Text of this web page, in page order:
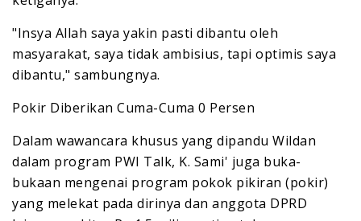
"Insya Allah saya yakin pasti dibantu oleh
masyarakat, saya tidak ambisius, tapi optimis saya
dibantu," sambungnya.
Pokir Diberikan Cuma-Cuma 0 Persen
Dalam wawancara khusus yang dipandu Wildan
dalam program PWI Talk, K. Sami' juga buka-
bukaan mengenai program pokok pikiran (pokir)
yang melekat pada dirinya dan anggota DPRD